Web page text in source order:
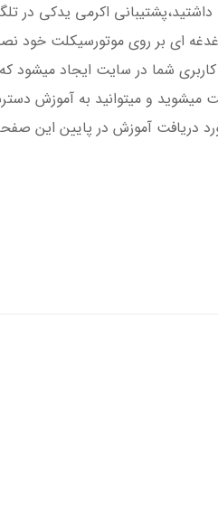
اکرمی یدکی در
ای بر روی موتورسیکلت خود
شما در سایت ایجاد میشود
میشوید و میتوانید به آموزش
دریافت آموزش در پایین این